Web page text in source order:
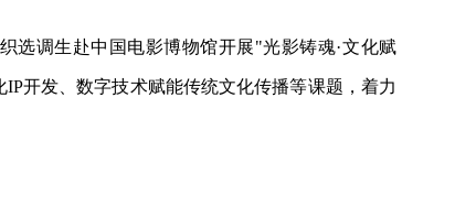
选调生赴中国电影博物馆开展"光影铸魂·文化赋
开发、数字技术赋能传统文化传播等课题，着力